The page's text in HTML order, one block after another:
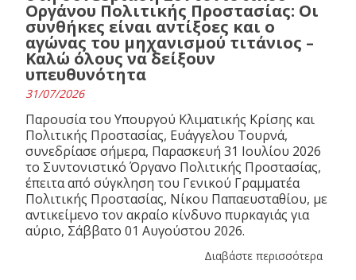
Οργάνου Πολιτικής Προστασίας: Οι
συνθήκες είναι αντίξοες και ο
αγώνας του μηχανισμού τιτάνιος –
Καλώ όλους να δείξουν
υπευθυνότητα
31/07/2026
Παρουσία του Υπουργού Κλιματικής Κρίσης και
Πολιτικής Προστασίας, Ευάγγελου Τουρνά,
συνεδρίασε σήμερα, Παρασκευή 31 Ιουλίου 2026
το Συντονιστικό Όργανο Πολιτικής Προστασίας,
έπειτα από σύγκληση του Γενικού Γραμματέα
Πολιτικής Προστασίας, Νίκου Παπαευσταθίου, με
αντικείμενο τον ακραίο κίνδυνο πυρκαγιάς για
αύριο, Σάββατο 01 Αυγούστου 2026.
Διαβάστε περισσότερα